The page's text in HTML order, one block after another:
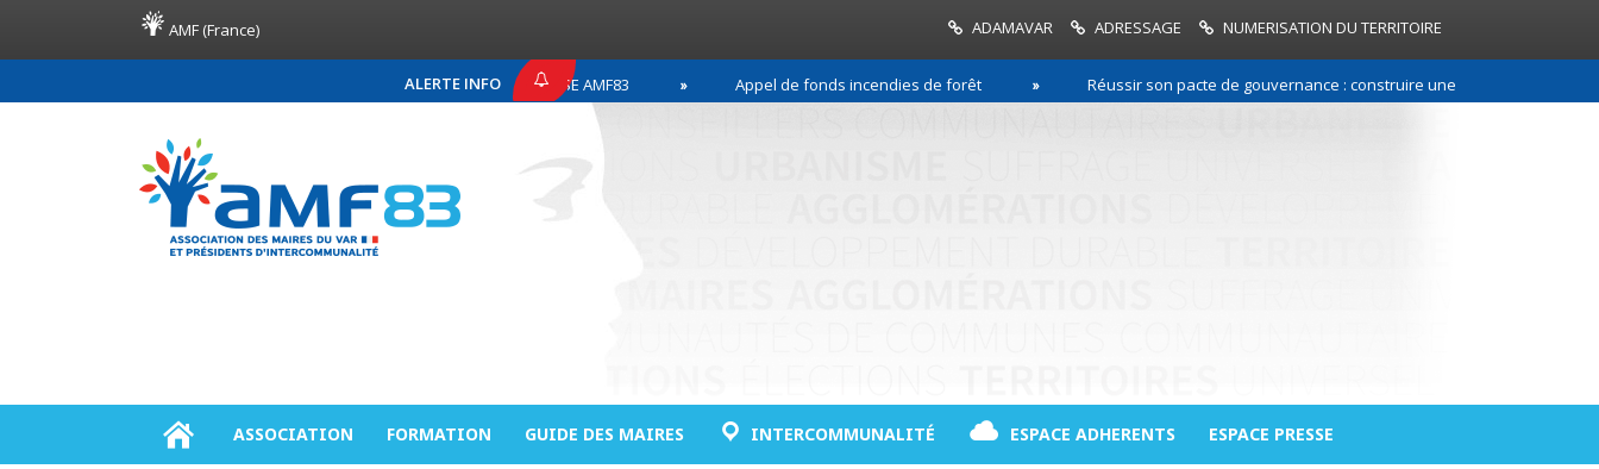
AMF (France) ADAMAVAR ADRESSAGE NUMERISATION DU TERRITOIRE
ALERTE INFO
COMMUNIQUÉ DE PRESSE AMF83 Appel de fonds incendies de forêt Réussir son pacte de gouvernance : construire une relation de confiance entre
ASSOCIATION FORMATION GUIDE DES MAIRES INTERCOMMUNALITÉ ESPACE ADHERENTS ESPACE PRESSE